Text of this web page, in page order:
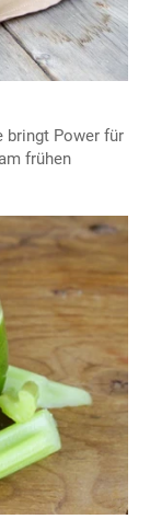
bringt Power für
frühen